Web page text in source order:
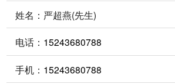
姓名：严超燕(先生)
电话： 15243680788
手机： 15243680788